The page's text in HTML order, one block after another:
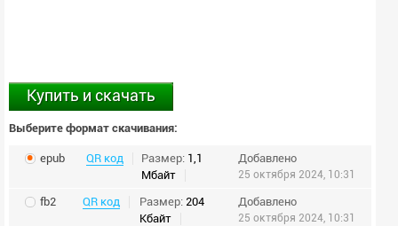
Купить и скачать
Выберите формат скачивания:
epub QR код Размер: 1,1
Мбайт
Добавлено
25 октября 2024, 10:31
fb2 QR код Размер: 204
Кбайт
Добавлено
25 октября 2024, 10:31